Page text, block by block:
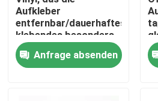
Qualitätskontrolle
treten Sie mit uns in
Aufkleber
entfernbar/dauerhaftes
klebendes besonders
angefertigt druckt
Anfrage absenden